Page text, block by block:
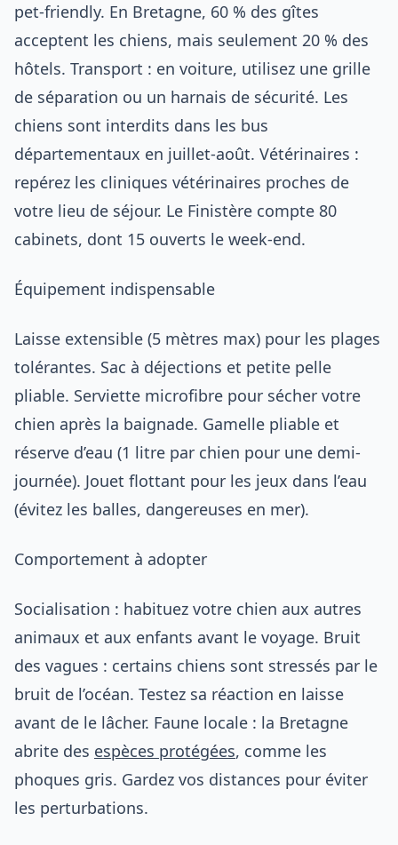
pet-friendly. En Bretagne, 60 % des gîtes
acceptent les chiens, mais seulement 20 % des
hôtels. Transport : en voiture, utilisez une grille
de séparation ou un harnais de sécurité. Les
chiens sont interdits dans les bus
départementaux en juillet-août. Vétérinaires :
repérez les cliniques vétérinaires proches de
votre lieu de séjour. Le Finistère compte 80
cabinets, dont 15 ouverts le week-end.
Équipement indispensable
Laisse extensible (5 mètres max) pour les plages
tolérantes. Sac à déjections et petite pelle
pliable. Serviette microfibre pour sécher votre
chien après la baignade. Gamelle pliable et
réserve d’eau (1 litre par chien pour une demi-
journée). Jouet flottant pour les jeux dans l’eau
(évitez les balles, dangereuses en mer).
Comportement à adopter
Socialisation : habituez votre chien aux autres
animaux et aux enfants avant le voyage. Bruit
des vagues : certains chiens sont stressés par le
bruit de l’océan. Testez sa réaction en laisse
avant de le lâcher. Faune locale : la Bretagne
abrite des espèces protégées, comme les
phoques gris. Gardez vos distances pour éviter
les perturbations.